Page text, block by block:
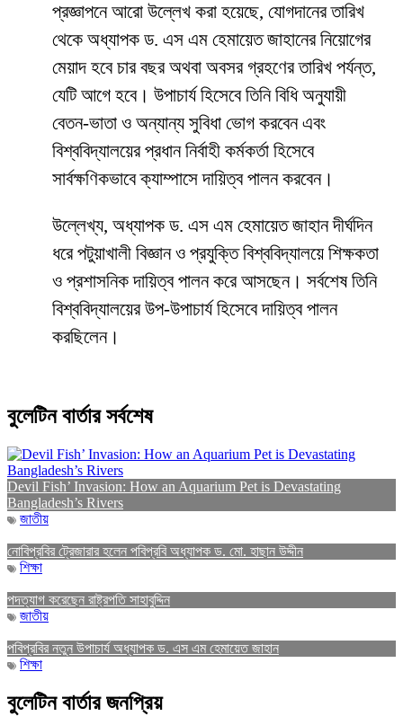
প্রজ্ঞাপনে আরো উল্লেখ করা হয়েছে, যোগদানের তারিখ
থেকে অধ্যাপক ড. এস এম হেমায়েত জাহানের নিয়োগের
মেয়াদ হবে চার বছর অথবা অবসর গ্রহণের তারিখ পর্যন্ত,
যেটি আগে হবে। উপাচার্য হিসেবে তিনি বিধি অনুযায়ী
বেতন-ভাতা ও অন্যান্য সুবিধা ভোগ করবেন এবং
বিশ্ববিদ্যালয়ের প্রধান নির্বাহী কর্মকর্তা হিসেবে
সার্বক্ষণিকভাবে ক্যাম্পাসে দায়িত্ব পালন করবেন।
উল্লেখ্য, অধ্যাপক ড. এস এম হেমায়েত জাহান দীর্ঘদিন
ধরে পটুয়াখালী বিজ্ঞান ও প্রযুক্তি বিশ্ববিদ্যালয়ে শিক্ষকতা
ও প্রশাসনিক দায়িত্ব পালন করে আসছেন। সর্বশেষ তিনি
বিশ্ববিদ্যালয়ের উপ-উপাচার্য হিসেবে দায়িত্ব পালন
করছিলেন।
বুলেটিন বার্তার সর্বশেষ
Devil Fish’ Invasion: How an Aquarium Pet is Devastating
Bangladesh’s Rivers
জাতীয়
নোবিপ্রবির ট্রেজারার হলেন পবিপ্রবি অধ্যাপক ড. মো. হাছান উদ্দীন
শিক্ষা
পদত্যাগ করেছেন রাষ্ট্রপতি সাহাবুদ্দিন
জাতীয়
পবিপ্রবির নতুন উপাচার্য অধ্যাপক ড. এস এম হেমায়েত জাহান
শিক্ষা
বুলেটিন বার্তার জনপ্রিয়